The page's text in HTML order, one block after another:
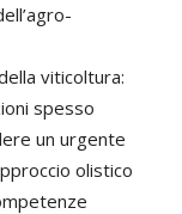
viticoltura:
spesso
un urgente
olistico